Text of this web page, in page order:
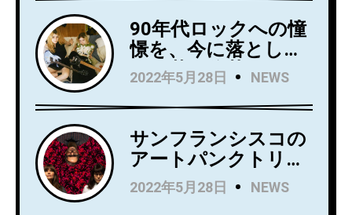
をリリース！
90年代ロックへの憧
憬を、今に落とし込
んだ若き俊英
Mommaが日本デビ
ューアルバム
『Household
Name』を7月にリリ
ース！Wet LegのUS
公演でオープニング
2022年5月28日 NEWS
サンフランシスコの
アートパンクトリオ
Rip Roomが、
Spartan Recordsよ
2022年5月28日 NEWS